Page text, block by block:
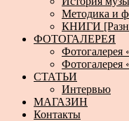
Методика и
КНИГИ
ФОТОГАЛЕРЕЯ
Фотогалерея
Фотогалерея
СТАТЬИ
Интервью
МАГАЗИН
Контакты